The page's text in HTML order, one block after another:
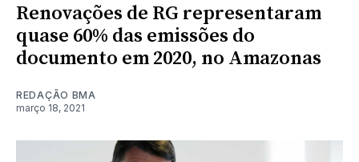
Renovações de RG representaram
quase 60% das emissões do
documento em 2020, no Amazonas
REDAÇÃO BMA
março 18, 2021